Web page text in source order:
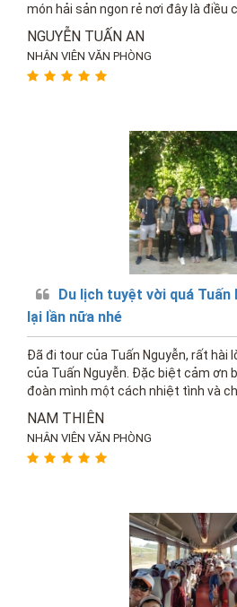
món hải sản ngon rẻ nơi đây là điều
NGUYỄN TUẤN AN
NHÂN VIÊN VĂN PHÒNG
Du lịch tuyệt vời quá Tuấn
lại lần nữa nhé
Đã đi tour của Tuấn Nguyễn, rất hài
của Tuấn Nguyễn. Đặc biệt cảm ơn
đoàn mình một cách nhiệt tình và
NAM THIÊN
NHÂN VIÊN VĂN PHÒNG